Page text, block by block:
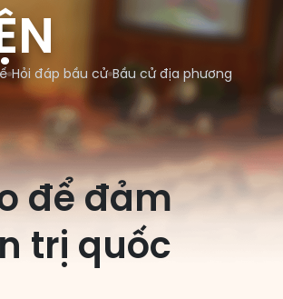
Hỏi đáp bầu cử Bầu cử địa phương
để đảm
trị quốc